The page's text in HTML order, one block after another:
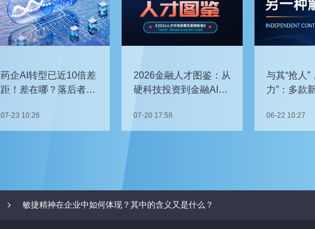
药企AI转型已近10倍差
距！差在哪？落后者该
07-23 10:26
2026金融人才图鉴：从
硬科技投资到金融AI，
单？
07-20 17:58
与其“抢人”
力”：多款
关键人才？
06-22 10:27
敏捷精神在企业中如何体现？其中的含义又是什么？